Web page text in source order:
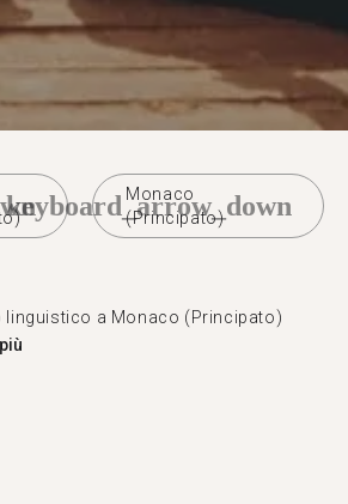
Monaco
(Principato)
keyboard_arrow_down
linguistico a Monaco (Principato)